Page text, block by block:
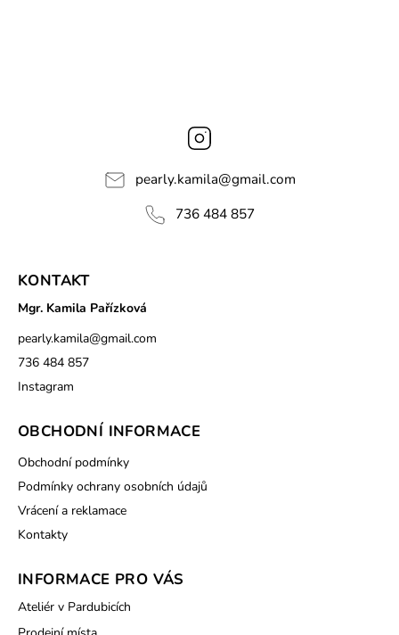
pearly.kamila@gmail.com
736 484 857
KONTAKT
Mgr. Kamila Pařízková
pearly.kamila@gmail.com
736 484 857
Instagram
OBCHODNÍ INFORMACE
Obchodní podmínky
Podmínky ochrany osobních údajů
Vrácení a reklamace
Kontakty
INFORMACE PRO VÁS
Ateliér v Pardubicích